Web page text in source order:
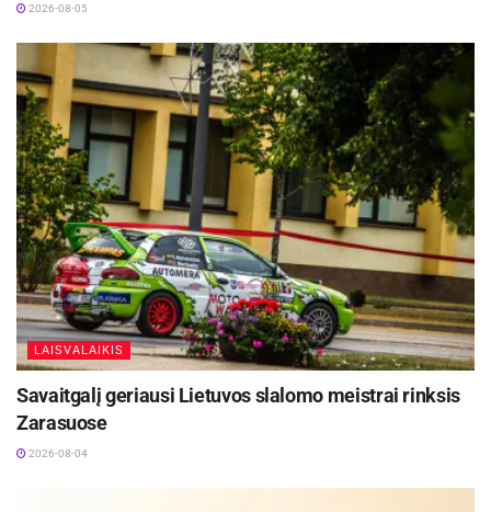
2026-08-05
LAISVALAIKIS
Savaitgalį geriausi Lietuvos slalomo meistrai rinksis
Zarasuose
2026-08-04